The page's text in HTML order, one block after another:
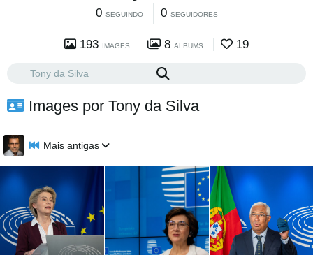
0 SEGUINDO 0 SEGUIDORES
193 IMAGES 8 ALBUMS 19
Images por Tony da Silva
Mais antigas